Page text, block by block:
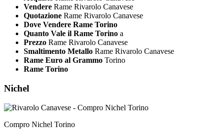
Vendere Rame Rivarolo Canavese
Quotazione Rame Rivarolo Canavese
Dove Vendere Rame Torino
Quanto Vale il Rame Torino a
Prezzo Rame Rivarolo Canavese
Smaltimento Metallo Rame Rivarolo Canavese
Rame Euro al Grammo Torino
Rame Torino
Nichel
Compro Nichel Torino